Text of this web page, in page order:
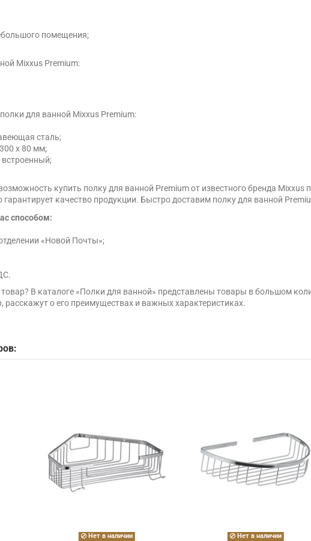
помещения;
Mixxus Premium:
для ванной Mixxus Premium:
сталь;
х 80 мм;
купить полку для ванной Premium от известного бренда
качество продукции. Быстро доставим полку для ванной
способом:
«Новой Почты»;
В каталоге «Полки для ванной» представлены товары в большом
расскажут о его преимуществах и важных характеристиках.
Нет в наличии Нет в наличии